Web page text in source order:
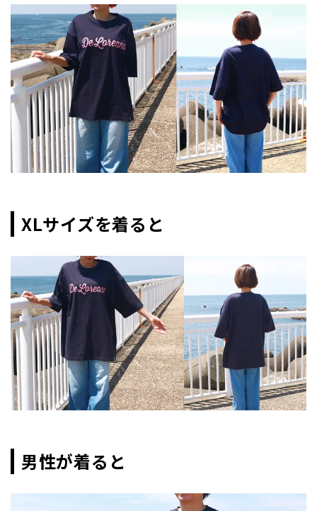
XLサイズを着ると
男性が着ると